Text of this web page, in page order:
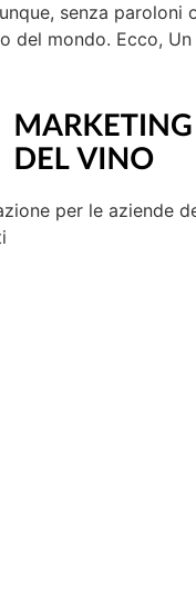
senza
del mondo. Ecco,
per le aziende